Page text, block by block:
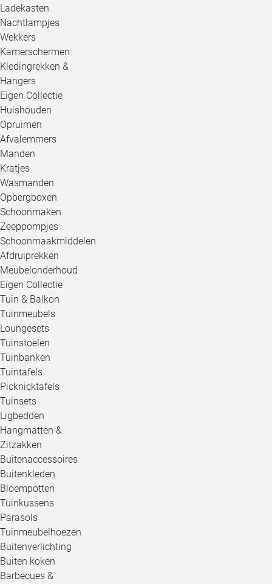
Ladekasten
Nachtlampjes
Wekkers
Kamerschermen
Kledingrekken &
Hangers
Eigen Collectie
Huishouden
Opruimen
Afvalemmers
Manden
Kratjes
Wasmanden
Opbergboxen
Schoonmaken
Zeeppompjes
Schoonmaakmiddelen
Afdruiprekken
Meubelonderhoud
Eigen Collectie
Tuin & Balkon
Tuinmeubels
Loungesets
Tuinstoelen
Tuinbanken
Tuintafels
Picknicktafels
Tuinsets
Ligbedden
Hangmatten &
Zitzakken
Buitenaccessoires
Buitenkleden
Bloempotten
Tuinkussens
Parasols
Tuinmeubelhoezen
Buitenverlichting
Buiten koken
Barbecues &